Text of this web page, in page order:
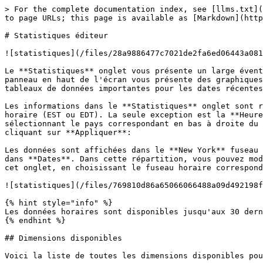
> For the complete documentation index, see [llms.txt](https://docs.exoclick.com/llms.txt). Markdown versions of documentation pages are available by appending `.md` to page URLs; this page is available as [Markdown](https://docs.exoclick.com/publishers/fr/statistiques-editeur.md).

# Statistiques éditeur

![statistiques](/files/28a9886477c7021de2fa6ed06443a081f9fb5a7e)

Le **Statistiques** onglet vous présente un large éventail d'informations sur les performances de vos sites et zones publicitaires. Le **Données du graphique** panneau en haut de l'écran vous présente des graphiques de données liées à vos campagnes, tandis que le **Données du tableau** panneau en bas vous présente des tableaux de données importantes pour les dates récentes.

Les informations dans le **Statistiques** onglet sont réparties entre plusieurs **groupes** et **dimensions**. Les données sont affichées dans le **New York** fuseau horaire (EST ou EDT). La seule exception est la **Heure** dimension dans **Dates**. Dans cette répartition, vous pouvez modifier le fuseau horaire des statistiques en sélectionnant le pays correspondant en bas à droite du graphique de cet onglet, en choisissant le fuseau horaire correspondant (s'il y en a plusieurs), puis en cliquant sur **Appliquer**:

Les données sont affichées dans le **New York** fuseau horaire (EST ou EDT). Le seul onglet où vous utilisez un fuseau horaire différent est le **Heure** sous-onglet dans **Dates**. Dans cette répartition, vous pouvez modifier le fuseau horaire des statistiques en sélectionnant le pays correspondant en bas à droite du graphique de cet onglet, en choisissant le fuseau horaire correspondant (s'il y en a plusieurs), puis en cliquant sur "Appliquer" :

![statistiques](/files/769810d86a65066066488a09d492198f3b214e16)

{% hint style="info" %}
Les données horaires sont disponibles jusqu'aux 30 derniers jours de données.
{% endhint %}

## Dimensions disponibles

Voici la liste de toutes les dimensions disponibles pour les éditeurs :

| **Groupe**                          | **Nom de la dimension**                           | **Valeurs**                                                                                                                                      |
| ----------------------------------- | ------------------------------------------------- | ------------------------------------------------------------------------------------------------------------------------------------------------ |
| **Dates**                           | **Année**,**Mois**,**Semaine**,**Jour**,**Heure** | Contient des valeurs réparties selon différentes mesures temporelles.                                                                            |
| **Sites et zones**                  | **Domaines**                                      | Contient des valeurs pour les domaines de l'éditeur.                                                                                             |
|                                     | **Types de site**